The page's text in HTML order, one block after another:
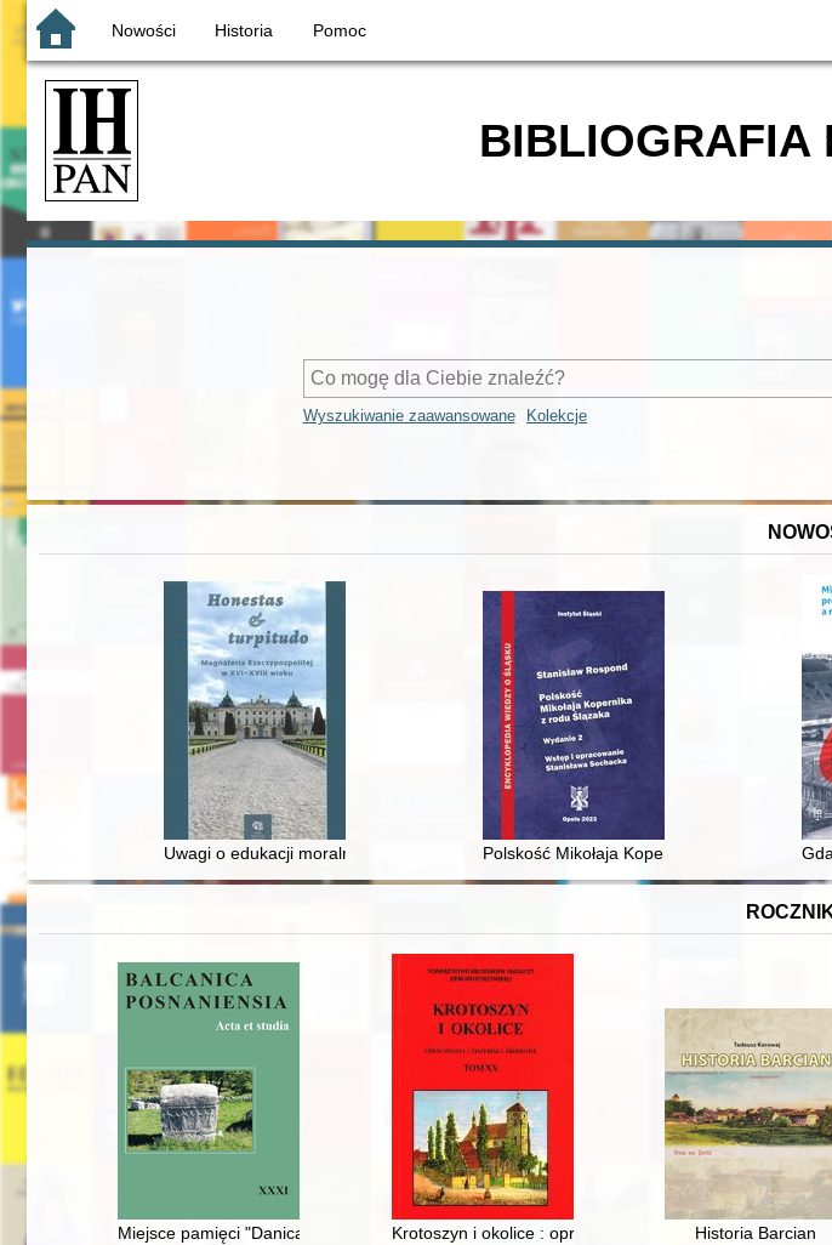
Nowości Historia Pomoc
BIBLIOGRAFIA
Wyszukiwanie zaawansowane Kolekcje
Uwagi o edukacji moralnej synów szlacheckich w XVI-wiecznej Rzeczypospolitej
Polskość Mikołaja Kopernika z rodu Ślązaka
Miejsce pamięci "Danica" w narodowej i lokalnej polityce historycznej oraz kulturze pamięci
Krotoszyn i okolice : opracowania i materiały źródłowe :
Historia Barcian